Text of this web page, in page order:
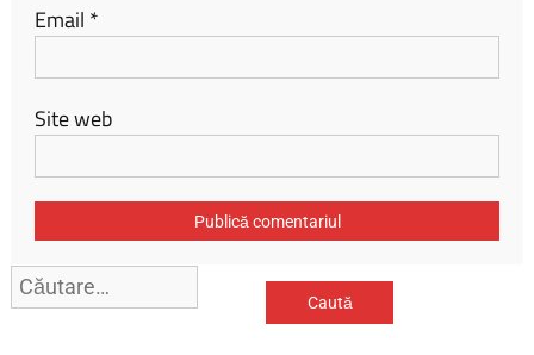
Email *
Site web
Caută
după: